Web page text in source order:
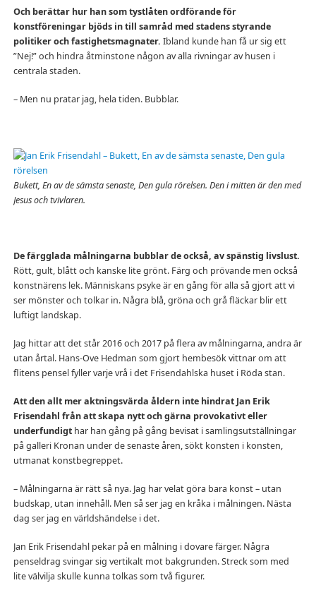
Och berättar hur han som tystlåten ordförande för
konstföreningar bjöds in till samråd med stadens styrande
politiker och fastighetsmagnater. Ibland kunde han få ur sig ett
”Nej!” och hindra åtminstone någon av alla rivningar av husen i
centrala staden.
– Men nu pratar jag, hela tiden. Bubblar.
Bukett, En av de sämsta senaste, Den gula rörelsen. Den i mitten är den med
Jesus och tvivlaren.
De färgglada målningarna bubblar de också, av spänstig livslust.
Rött, gult, blått och kanske lite grönt. Färg och prövande men också
konstnärens lek. Människans psyke är en gång för alla så gjort att vi
ser mönster och tolkar in. Några blå, gröna och grå fläckar blir ett
luftigt landskap.
Jag hittar att det står 2016 och 2017 på flera av målningarna, andra är
utan årtal. Hans-Ove Hedman som gjort hembesök vittnar om att
flitens pensel fyller varje vrå i det Frisendahlska huset i Röda stan.
Att den allt mer aktningsvärda åldern inte hindrat Jan Erik
Frisendahl från att skapa nytt och gärna provokativt eller
underfundigthar han gång på gång bevisat i samlingsutställningar
på galleri Kronan under de senaste åren, sökt konsten i konsten,
utmanat konstbegreppet.
– Målningarna är rätt så nya. Jag har velat göra bara konst – utan
budskap, utan innehåll. Men så ser jag en kråka i målningen. Nästa
dag ser jag en världshändelse i det.
Jan Erik Frisendahl pekar på en målning i dovare färger. Några
penseldrag svingar sig vertikalt mot bakgrunden. Streck som med
lite välvilja skulle kunna tolkas som två figurer.